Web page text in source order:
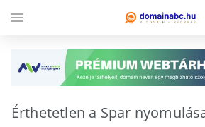
Érthetetlen a Spar
menu